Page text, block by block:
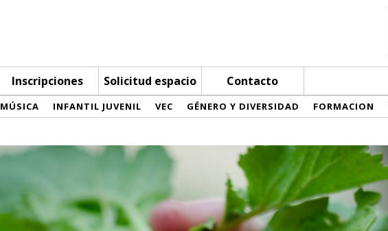
Inscripciones Solicitud espacio Contacto
MÚSICA INFANTIL JUVENIL VEC GÉNERO Y DIVERSIDAD FORMACION